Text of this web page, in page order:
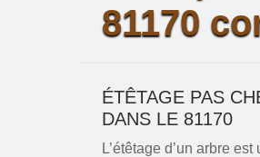
81170
ÉTÊTAGE PAS
DANS LE 81170
L’étêtage d’un arbre